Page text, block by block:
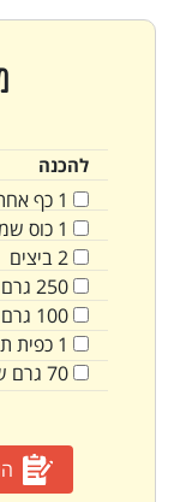
להכנה
1 כף
1 כוס
2ביצים
250 גרם
100 גרם
1 כפית
70 גרם